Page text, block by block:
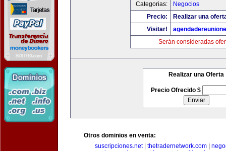
Categorias:
Negocios
Precio:
Realizar una
Visitar!
Serán consideradas
Realizar una Oferta
Precio Ofrecido $
Otros dominios en venta:
suscripciones.net| thetradernetwork.com|